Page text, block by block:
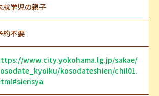
就学児の親子
約不要
www.city.yokohama.lg.jp/sakae/
kosodateshien/chil01.